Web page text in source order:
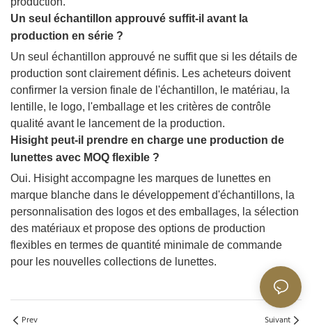
Un seul échantillon approuvé suffit-il avant la
production en série ?
Un seul échantillon approuvé ne suffit que si les détails de
production sont clairement définis. Les acheteurs doivent
confirmer la version finale de l'échantillon, le matériau, la
lentille, le logo, l'emballage et les critères de contrôle
qualité avant le lancement de la production.
Hisight peut-il prendre en charge une production de
lunettes avec MOQ flexible ?
Oui. Hisight accompagne les marques de lunettes en
marque blanche dans le développement d'échantillons, la
personnalisation des logos et des emballages, la sélection
des matériaux et propose des options de production
flexibles en termes de quantité minimale de commande
pour les nouvelles collections de lunettes.
Prev Suivant